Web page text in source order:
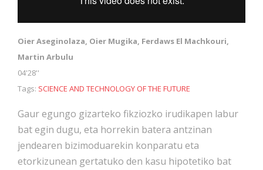
Oier Aseginolaza, Oier Mugika, Ferdaws El Machkouri,
Martin Arbulu
04'28''
Tags: SCIENCE AND TECHNOLOGY OF THE FUTURE
Gaur egungo gizarteko fikziozko irudikapen labur
bat egin dugu, eta horrekin batera antzinan
jendearen bizimoduarekin konparatu eta
etorkizunean gertatuko den kasu hipotetiko bat